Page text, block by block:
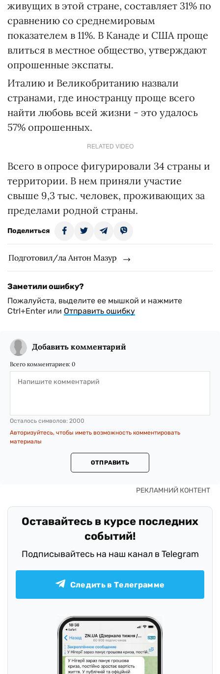
живущих в этой стране, составляет 31% по
сравнению со среднемировым
показателем в 11%. В Канаде и США проще
влиться в местное общество, утверждают
опрошенные экспаты.
Италию и Великобританию назвали
странами, где иностранцу проще всего
найти любовь всей жизни - это удалось
57% опрошенных.
RELATED VIDEO
Всего в опросе фигурировали 34 страны и
территории. В нем приняли участие
свыше 9,3 тыс. человек, проживающих за
пределами родной страны.
Поделиться
Подготовил/ла Антон Мазур
Заметили ошибку?
Пожалуйста, выделите ее мышкой и нажмите
Ctrl+Enter или Отправить ошибку
Добавить комментарий
Всего комментариев: 0
Осталось символов: 2000
Авторизуйтесь, чтобы иметь возможность комментировать
материалы
ОТПРАВИТЬ
Оставайтесь в курсе последних
событий!
Подписывайтесь на наш канал в Telegram
Следить в Телеграмме